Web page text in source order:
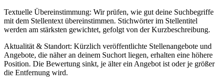
Textuelle Übereinstimmung: Wir prüfen, wie gut deine Suchbegriffe
mit dem Stellentext übereinstimmen. Stichwörter im Stellentitel
werden am stärksten gewichtet, gefolgt von der Kurzbeschreibung.
Aktualität & Standort: Kürzlich veröffentlichte Stellenangebote und
Angebote, die näher an deinem Suchort liegen, erhalten eine höhere
Position. Die Bewertung sinkt, je älter ein Angebot ist oder je größer
die Entfernung wird.